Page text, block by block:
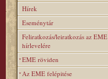
Hírek
Eseménytár
Feliratkozás/leiratkozás az EME
hírlevelére
EME röviden
Az EME felépitése